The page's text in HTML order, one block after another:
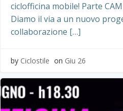
ciclofficina mobile! Parte
Diamo il via a un nuovo
collaborazione […]
by Ciclostile on Giu 26